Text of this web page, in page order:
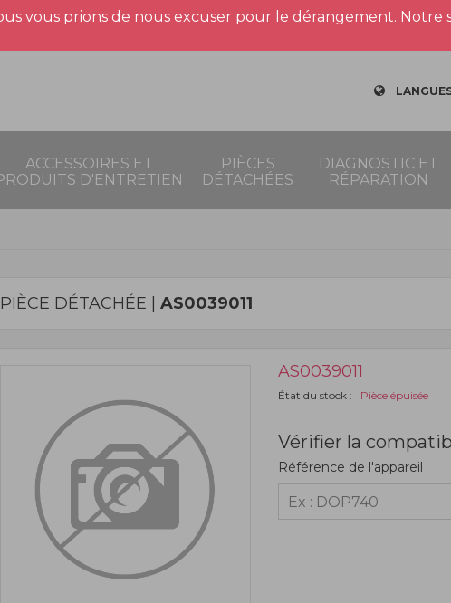
vous prions de nous excuser pour le dérangement.
ACCESSOIRES ET
D'ENTRETIEN
PIÈCES
DÉTACHÉES
DIAGNOSTIC ET
RÉPARATION
PIÈCE DÉTACHÉE | AS0039011
AS0039011
État du stock : Pièce épuisée
Vérifier la
Référence de l'appareil